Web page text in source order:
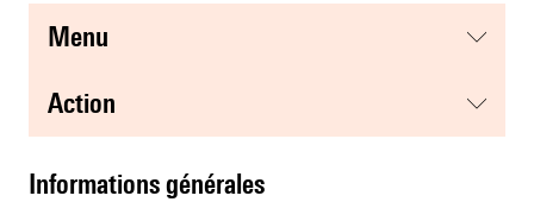
menu
action
informations générales